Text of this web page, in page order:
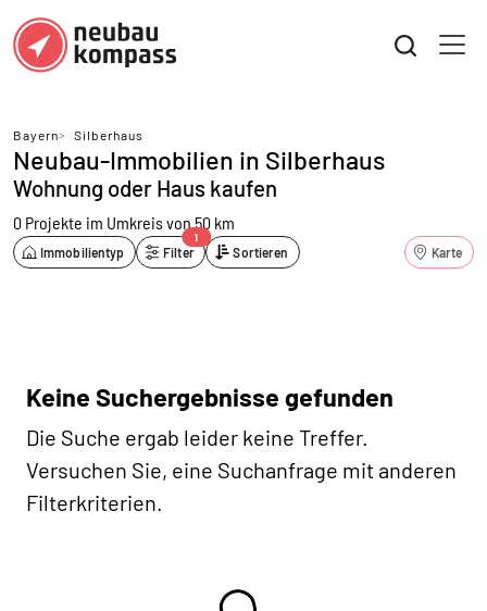
Bayern> Silberhaus
Neubau-Immobilien in Silberhaus
Wohnung oder Haus kaufen
0 Projekte im Umkreis von 50 km
Immobilientyp Filter
1
Sortieren Karte
Keine Suchergebnisse gefunden
Die Suche ergab leider keine Treffer.
Versuchen Sie, eine Suchanfrage mit anderen
Filterkriterien.